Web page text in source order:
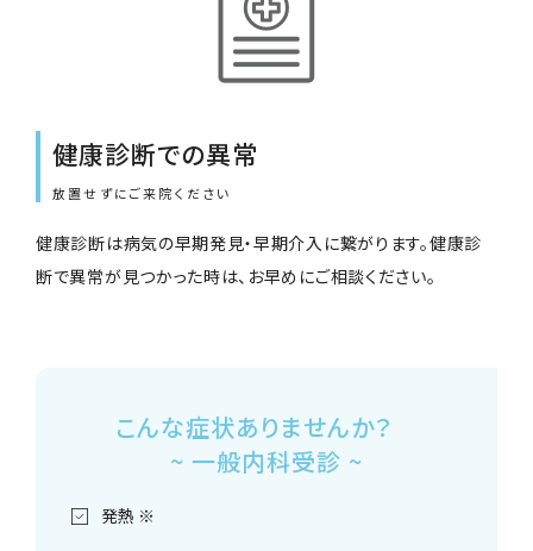
健康診断での異常
放置せずにご来院ください
健康診断は病気の早期発見・早期介入に繋がります。健康診
断で異常が見つかった時は、お早めにご相談ください。
こんな症状ありませんか？
~ 一般内科受診 ~
発熱 ※